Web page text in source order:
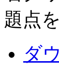
題点
ダ